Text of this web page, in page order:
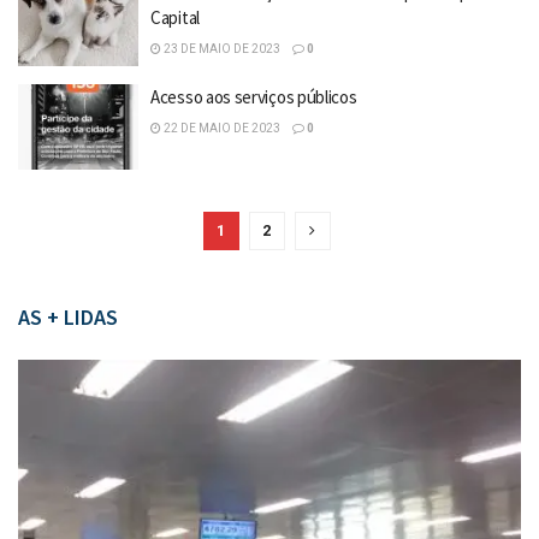
Capital
23 DE MAIO DE 2023 0
Acesso aos serviços públicos
22 DE MAIO DE 2023 0
1 2
AS + LIDAS